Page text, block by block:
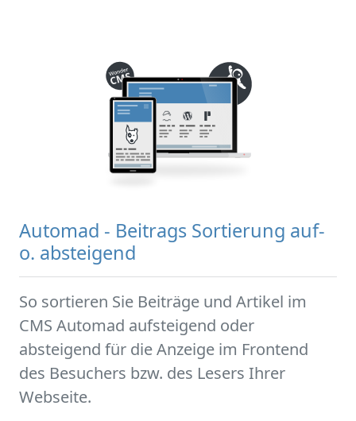
Automad - Beitrags Sortierung auf-
o. absteigend
So sortieren Sie Beiträge und Artikel im
CMS Automad aufsteigend oder
absteigend für die Anzeige im Frontend
des Besuchers bzw. des Lesers Ihrer
Webseite.